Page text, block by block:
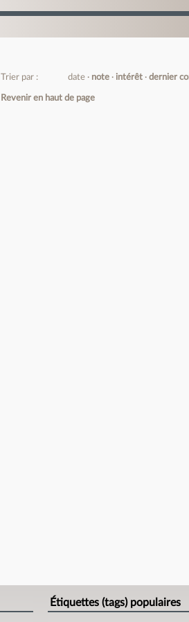
Trier par : date note intérêt dernier
Revenir en haut de page
Étiquettes (tags) populaires